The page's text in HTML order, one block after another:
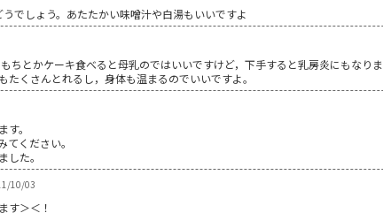
でしょう。あたたかい味噌汁や白湯もいいですよ
ちとかケーキ食べると母乳のではいいですけど，下手すると乳房炎にもなり
たくさんとれるし，身体も温まるのでいいですよ。
。
ください。
した。
10/03
す＞＜！